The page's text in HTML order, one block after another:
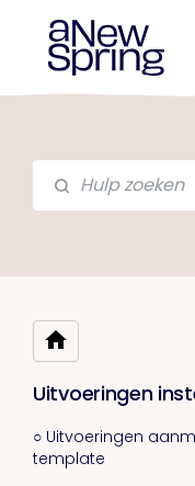
Uitvoeringen
○ Uitvoeringen
template